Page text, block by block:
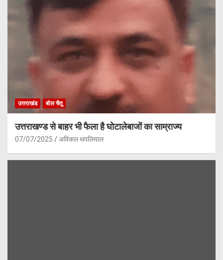
उत्तराखंड बोल चैतू
उत्तराखण्ड से बाहर भी फैला है घोटालेबाजों का साम्राज्य
07/07/2025 अविकल थपलियाल